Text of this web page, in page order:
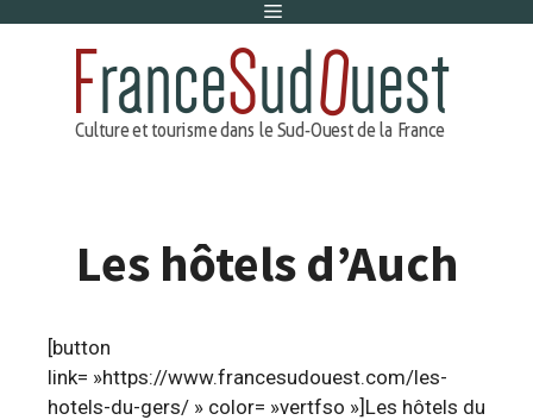
Menu
Les hôtels d’Auch
[button
link= »https://www.francesudouest.com/les-
hotels-du-gers/ » color= »vertfso »]Les hôtels du